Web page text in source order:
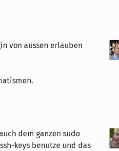
von aussen erlauben
dem ganzen sudo
keys benutze und das